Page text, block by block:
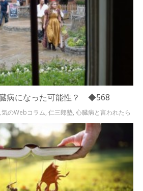
病になった可能性？ ◆568
気のWebコラム ,仁三郎塾 ,心臓病と言われたら